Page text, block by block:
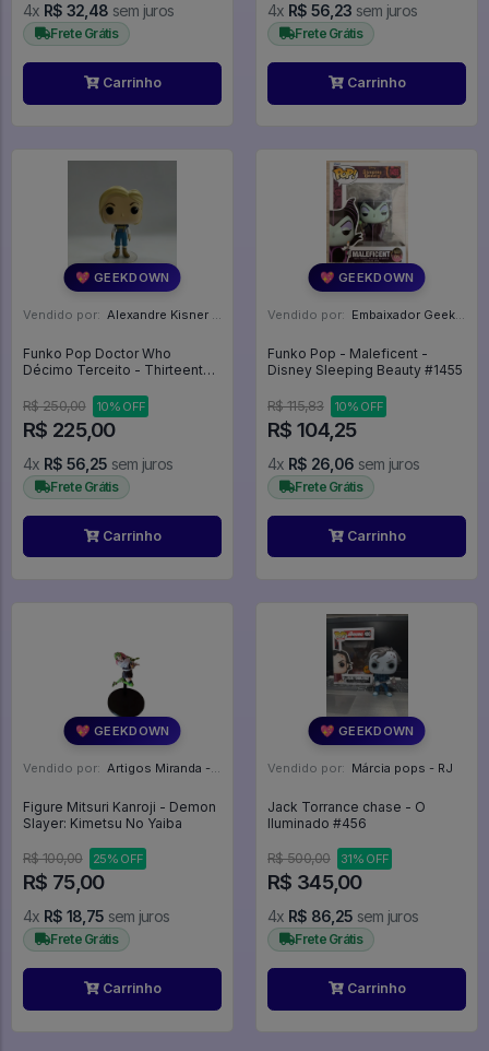
4x R$ 32,48 sem juros
Frete Grátis
Carrinho
4x R$ 56,23 sem juros
Frete Grátis
Carrinho
💖 GEEKDOWN
Vendido por: Alexandre Kisner - PR
Funko Pop Doctor Who
Décimo Terceito - Thirteenth
R$ 250,00
10% OFF
R$ 225,00
4x R$ 56,25 sem juros
Frete Grátis
Carrinho
💖 GEEKDOWN
Vendido por: Embaixador Geek - SP
Funko Pop - Maleficent -
Disney Sleeping Beauty #1455
R$ 115,83 10% OFF
R$ 104,25
4x R$ 26,06 sem juros
Frete Grátis
Carrinho
💖 GEEKDOWN
Vendido por: Artigos Miranda - RJ
Figure Mitsuri Kanroji - Demon
Slayer: Kimetsu No Yaiba
R$ 100,00 25% OFF
R$ 75,00
4x R$ 18,75 sem juros
Frete Grátis
Carrinho
💖 GEEKDOWN
Vendido por: Márcia pops - RJ
Jack Torrance chase - O
Iluminado #456
R$ 500,00 31% OFF
R$ 345,00
4x R$ 86,25 sem juros
Frete Grátis
Carrinho